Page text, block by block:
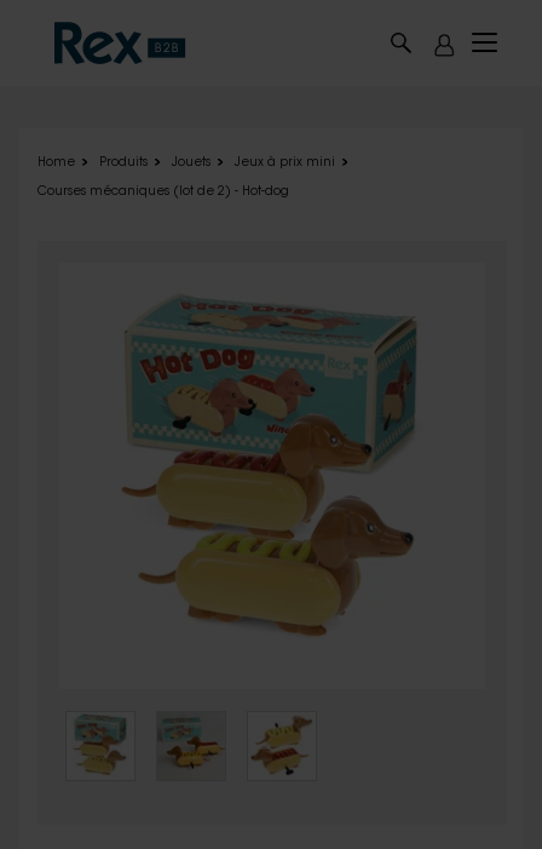
Home Produits Jouets Jeux à prix mini
Courses mécaniques (lot de 2) - Hot-dog